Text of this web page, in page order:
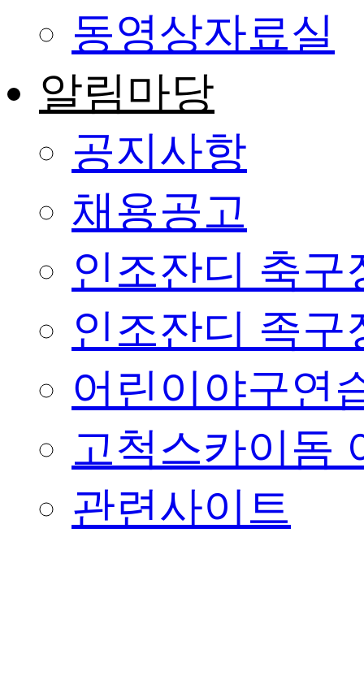
동영상자료실
알림마당
공지사항
채용공고
인조잔디 축구
인조잔디 족구
어린이야구연
고척스카이돔
관련사이트